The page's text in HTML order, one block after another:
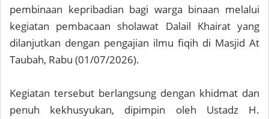
pembinaan kepribadian bagi warga binaan melalui
kegiatan pembacaan sholawat Dalail Khairat yang
dilanjutkan dengan pengajian ilmu fiqih di Masjid At
Taubah, Rabu (01/07/2026).
Kegiatan tersebut berlangsung dengan khidmat dan
penuh kekhusyukan, dipimpin oleh Ustadz H.